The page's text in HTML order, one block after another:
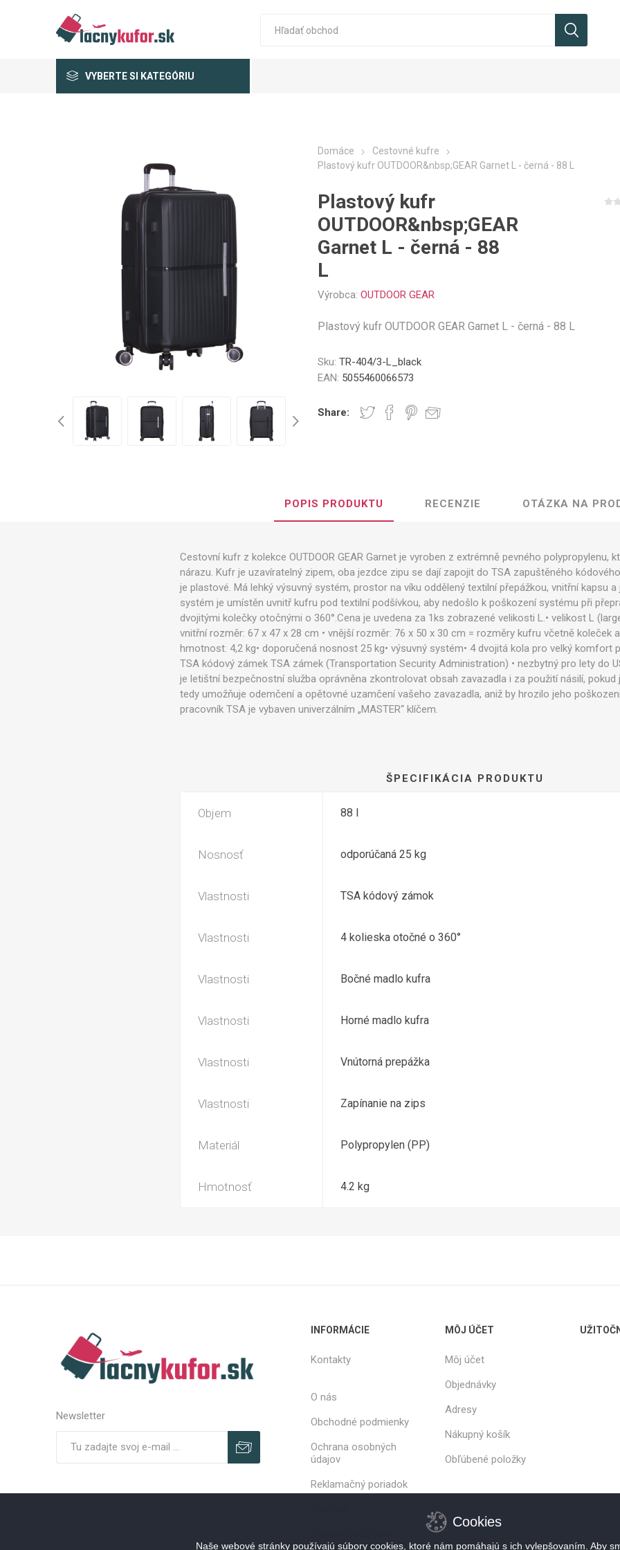
VYBERTE SI KATEGÓRIU
Domáce
Cestovné kufre
Plastový kufr OUTDOOR&nbsp;GEAR Garnet L - černá - 88 L
Plastový kufr
OUTDOOR&nbsp;GEAR
Garnet L - černá - 88
L
Výrobca: OUTDOOR GEAR
Plastový kufr OUTDOOR GEAR Garnet L - černá - 88 L
Sku: TR-404/3-L_black
EAN: 5055460066573
Share:
POPIS PRODUKTU RECENZIE OTÁZKA NA
Cestovní kufr z kolekce OUTDOOR GEAR Garnet je vyroben z extrémně pevného polypropylenu,
nárazu. Kufr je uzavíratelný zipem, oba jezdce zipu se dají zapojit do TSA zapuštěného
je plastové. Má lehký výsuvný systém, prostor na víku oddělený textilní přepážkou, vnitřní kapsu a
systém je umístěn uvnitř kufru pod textilní podšívkou, aby nedošlo k poškození systému při
dvojitými kolečky otočnými o 360°.Cena je uvedena za 1ks zobrazené velikosti L.• velikost L
vnitřní rozměr: 67 x 47 x 28 cm • vnější rozměr: 76 x 50 x 30 cm = rozměry kufru včetně koleček
hmotnost: 4,2 kg• doporučená nosnost 25 kg• výsuvný systém• 4 dvojitá kola pro velký komfort
TSA kódový zámek TSA zámek (Transportation Security Administration) • nezbytný pro lety do
je letištní bezpečnostní služba oprávněna zkontrolovat obsah zavazadla i za použití násilí, pokud
tedy umožňuje odemčení a opětovné uzamčení vašeho zavazadla, aniž by hrozilo jeho
pracovník TSA je vybaven univerzálním „MASTER“ klíčem.
ŠPECIFIKÁCIA PRODUKTU
Objem 88 l
Nosnosť odporúčaná 25 kg
Vlastnosti TSA kódový zámok
Vlastnosti 4 kolieska otočné o 360°
Vlastnosti Bočné madlo kufra
Vlastnosti Horné madlo kufra
Vlastnosti Vnútorná prepážka
Vlastnosti Zapínanie na zips
Materiál Polypropylen (PP)
Hmotnosť 4.2 kg
Newsletter
INFORMÁCIE
Kontakty
O nás
Obchodné podmienky
Ochrana osobných
údajov
Reklamačný poriadok
súborov cookie
MÔJ ÚČET
Môj účet
Objednávky
Adresy
Nákupný košík
Obľúbené položky
Cookies
Naše webové stránky používajú súbory cookies, ktoré nám pomáhajú s ich vylepšovaním. Aby